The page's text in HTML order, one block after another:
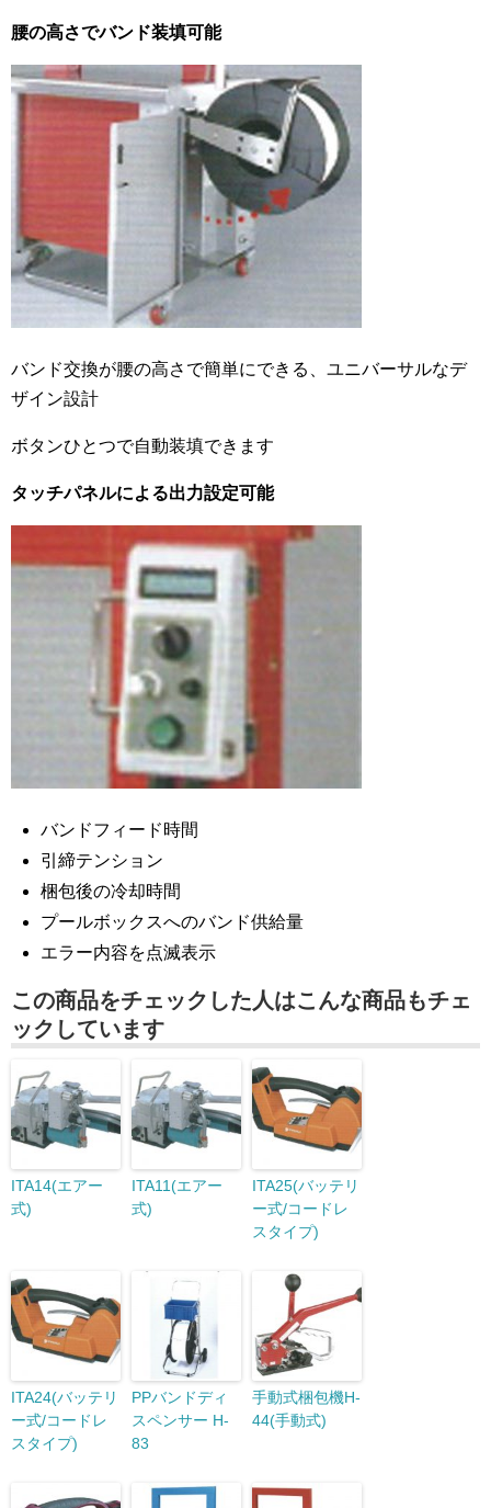
腰の高さでバンド装填可能
バンド交換が腰の高さで簡単にできる、ユニバーサルなデ
ザイン設計
ボタンひとつで自動装填できます
タッチパネルによる出力設定可能
バンドフィード時間
引締テンション
梱包後の冷却時間
プールボックスへのバンド供給量
エラー内容を点滅表示
この商品をチェックした人はこんな商品もチェ
ックしています
ITA14(エアー
式)
ITA11(エアー
式)
ITA25(バッテリ
ー式/コードレ
スタイプ)
ITA24(バッテリ
ー式/コードレ
スタイプ)
PPバンドディ
スペンサー H-
83
手動式梱包機H-
44(手動式)